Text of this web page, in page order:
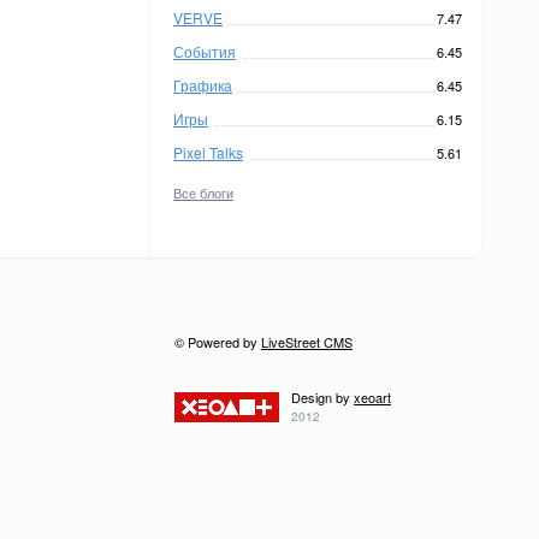
VERVE 7.47
События 6.45
Графика 6.45
Игры 6.15
Pixel Talks 5.61
Все блоги
© Powered by LiveStreet CMS
Design by xeoart
2012